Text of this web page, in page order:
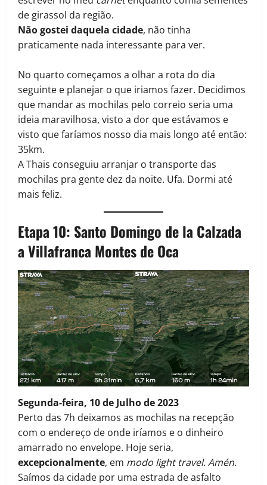
de girassol da região.
Não gostei daquela cidade, não tinha
praticamente nada interessante para ver.
No quarto começamos a olhar a rota do dia
seguinte e planejar o que iriamos fazer. Decidimos
que mandar as mochilas pelo correio seria uma
ideia maravilhosa, visto a dor que estávamos e
visto que faríamos nosso dia mais longo até então:
35km.
A Thais conseguiu arranjar o transporte das
mochilas pra gente dez da noite. Ufa. Dormi até
mais feliz.
Etapa 10: Santo Domingo de la Calzada
a Villafranca Montes de Oca
Segunda-feira, 10 de Julho de 2023
Perto das 7h deixamos as mochilas na recepção
com o endereço de onde iríamos e o dinheiro
amarrado no envelope. Hoje seria,
excepcionalmente, em modo light travel.Amén.
Saímos da cidade por uma estrada de asfalto